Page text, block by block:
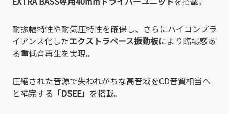
耐振幅特性や耐気圧特性を確保し、さらにハイコンプラ
イアンス化したエクストラベース振動板により臨場感あ
る重低音再生を実現。
圧縮された音源で失われがちな高音域をCD音質相当へ
と補完する 「DSEE」 を搭載。